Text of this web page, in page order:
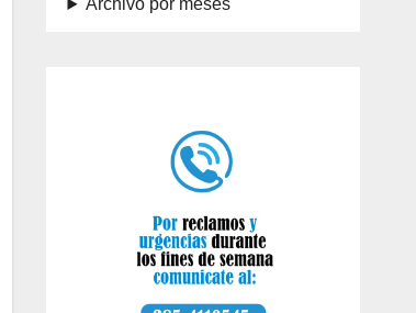
Archivo por meses